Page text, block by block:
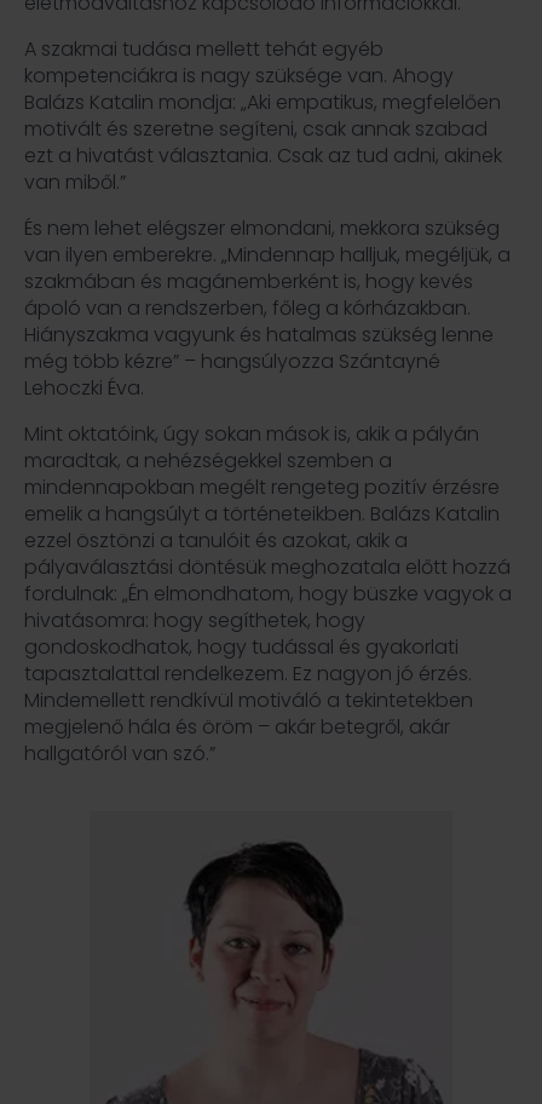
A szakmai tudása mellett tehát egyéb
kompetenciákra is nagy szüksége van. Ahogy
Balázs Katalin mondja: „Aki empatikus, megfelelően
motivált és szeretne segíteni, csak annak szabad
ezt a hivatást választania. Csak az tud adni, akinek
van miből.”
És nem lehet elégszer elmondani, mekkora szükség
van ilyen emberekre. „Mindennap halljuk, megéljük, a
szakmában és magánemberként is, hogy kevés
ápoló van a rendszerben, főleg a kórházakban.
Hiányszakma vagyunk és hatalmas szükség lenne
még több kézre” – hangsúlyozza Szántayné
Lehoczki Éva.
Mint oktatóink, úgy sokan mások is, akik a pályán
maradtak, a nehézségekkel szemben a
mindennapokban megélt rengeteg pozitív érzésre
emelik a hangsúlyt a történeteikben. Balázs Katalin
ezzel ösztönzi a tanulóit és azokat, akik a
pályaválasztási döntésük meghozatala előtt hozzá
fordulnak: „Én elmondhatom, hogy büszke vagyok a
hivatásomra: hogy segíthetek, hogy
gondoskodhatok, hogy tudással és gyakorlati
tapasztalattal rendelkezem. Ez nagyon jó érzés.
Mindemellett rendkívül motiváló a tekintetekben
megjelenő hála és öröm – akár betegről, akár
hallgatóról van szó.”